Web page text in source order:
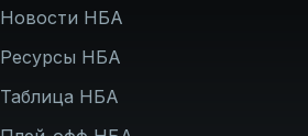
Подвал
Новости НБА
Ресурсы НБА
Таблица НБА